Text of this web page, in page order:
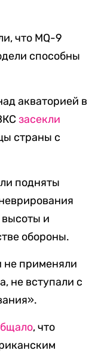
что MQ-9
способны
акваторией в
засекли
страны с
подняты
и
обороны.
не применяли
не вступали с
, что